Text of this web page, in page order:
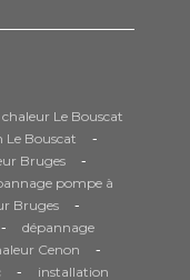
Le Bouscat
Bouscat -
Bruges -
pompe à
Bruges -
-
dépannage
Cenon -
-
installation